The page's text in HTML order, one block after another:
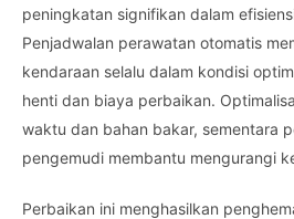
peningkatan signifikan dalam
Penjadwalan perawatan otomatis
kendaraan selalu dalam kondisi
henti dan biaya perbaikan.
waktu dan bahan bakar, sementara
pengemudi membantu mengurangi
Perbaikan ini menghasilkan